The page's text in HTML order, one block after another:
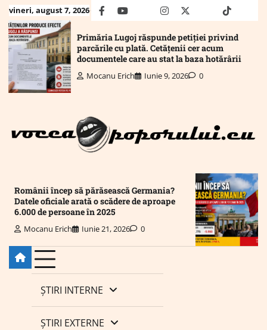
Skip
to
content
vineri, august 7, 2026 facebookyoutubeMailinstagram
twitter truthtiktok
Primăria Lugoj răspunde petiției privind
parcările cu plată. Cetățenii cer acum
documentele care au stat la baza hotărârii
Mocanu Erich Iunie 9, 2026 0
Românii încep să părăsească Germania?
Datele oficiale arată o scădere de aproape
6.000 de persoane în 2025
Mocanu Erich Iunie 21, 2026 0
ȘTIRI INTERNE
ȘTIRI EXTERNE